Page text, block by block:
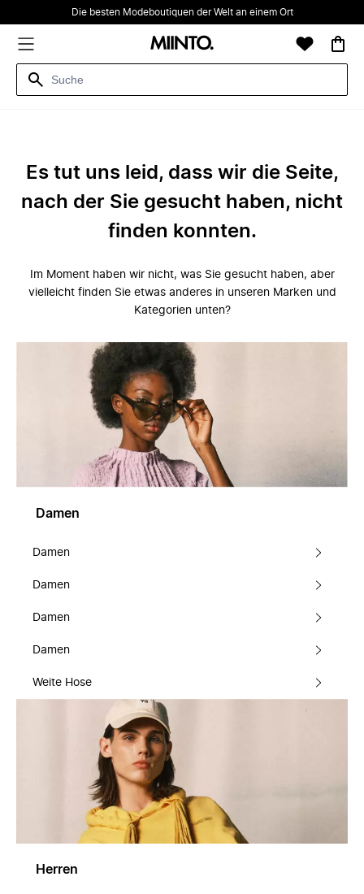
Die besten Modeboutiquen der Welt an einem Ort
Es tut uns leid, dass wir die Seite,
nach der Sie gesucht haben, nicht
finden konnten.
Im Moment haben wir nicht, was Sie gesucht haben, aber
vielleicht finden Sie etwas anderes in unseren Marken und
Kategorien unten?
Damen
Damen
Damen
Damen
Damen
Weite Hose
Herren